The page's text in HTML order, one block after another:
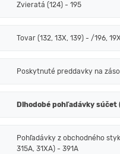
Zvieratá (124) - 195
Tovar (132, 13X, 139) - /196,
Poskytnuté preddavky na
Dlhodobé pohľadávky súčet
Pohľadávky z obchodného
315A, 31XA) - 391A